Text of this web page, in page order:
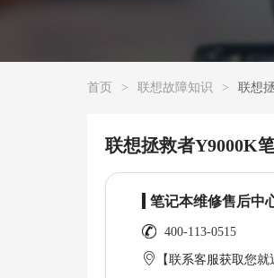
首页 > 联想故障知识 > 联想
联想拯救者Y9000K
笔记本维修售后中
400-113-0515
【联系客服获取您就